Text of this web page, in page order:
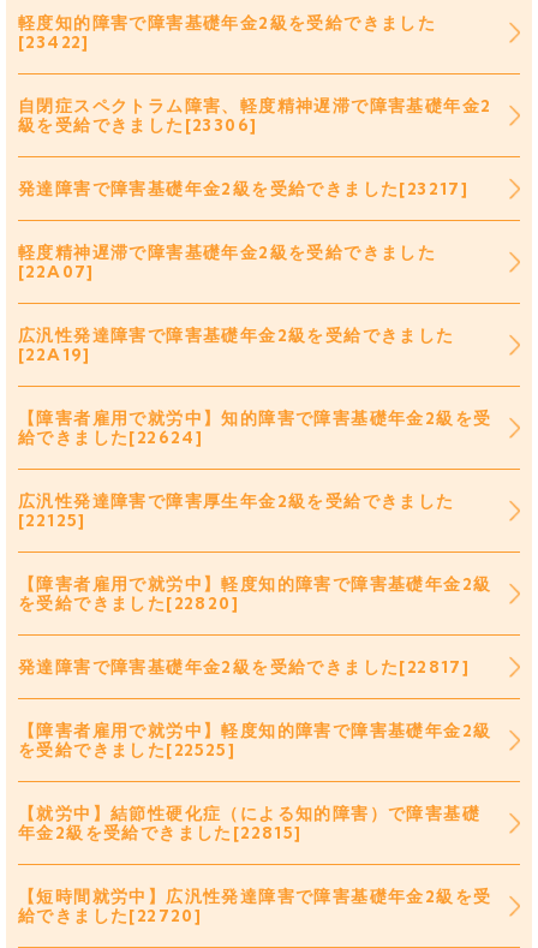
軽度知的障害で障害基礎年金2級を受給できました
[23422]
自閉症スペクトラム障害、軽度精神遅滞で障害基礎年金2
級を受給できました[23306]
発達障害で障害基礎年金2級を受給できました[23217]
軽度精神遅滞で障害基礎年金2級を受給できました
[22A07]
広汎性発達障害で障害基礎年金2級を受給できました
[22A19]
【障害者雇用で就労中】知的障害で障害基礎年金2級を受
給できました[22624]
広汎性発達障害で障害厚生年金2級を受給できました
[22125]
【障害者雇用で就労中】軽度知的障害で障害基礎年金2級
を受給できました[22820]
発達障害で障害基礎年金2級を受給できました[22817]
【障害者雇用で就労中】軽度知的障害で障害基礎年金2級
を受給できました[22525]
【就労中】結節性硬化症（による知的障害）で障害基礎
年金2級を受給できました[22815]
【短時間就労中】広汎性発達障害で障害基礎年金2級を受
給できました[22720]